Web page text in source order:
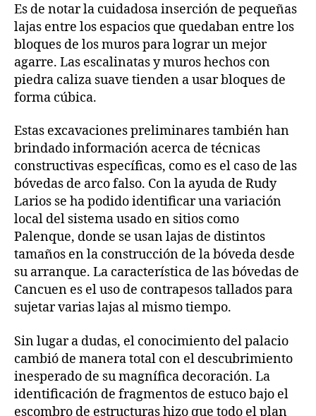
Es de notar la cuidadosa inserción de pequeñas
lajas entre los espacios que quedaban entre los
bloques de los muros para lograr un mejor
agarre. Las escalinatas y muros hechos con
piedra caliza suave tienden a usar bloques de
forma cúbica.
Estas excavaciones preliminares también han
brindado información acerca de técnicas
constructivas específicas, como es el caso de las
bóvedas de arco falso. Con la ayuda de Rudy
Larios se ha podido identificar una variación
local del sistema usado en sitios como
Palenque, donde se usan lajas de distintos
tamaños en la construcción de la bóveda desde
su arranque. La característica de las bóvedas de
Cancuen es el uso de contrapesos tallados para
sujetar varias lajas al mismo tiempo.
Sin lugar a dudas, el conocimiento del palacio
cambió de manera total con el descubrimiento
inesperado de su magnífica decoración. La
identificación de fragmentos de estuco bajo el
escombro de estructuras hizo que todo el plan